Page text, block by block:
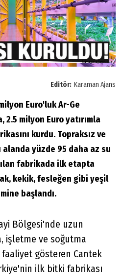
Editör: Karaman Ajans
Euro'luk Ar-Ge
2.5 milyon Euro yatırımla
kurdu. Topraksız ve
alanda yüzde 95 daha az su
fabrikada ilk etapta
kekik, fesleğen gibi yeşil
başlandı.
Bölgesi'nde uzun
işletme ve soğutma
gösteren Cantek
ilk bitki fabrikası